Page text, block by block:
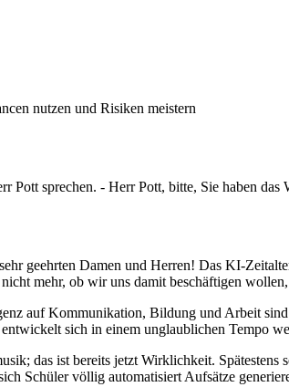
nutzen und Risiken meistern
Pott sprechen. - Herr Pott, bitte, Sie haben das
geehrten Damen und Herren! Das KI-
mehr, ob wir uns damit beschäftigen
auf Kommunikation, Bildung und Arbeit
sich in einem unglaublichen Tempo
das ist bereits jetzt Wirklichkeit.
Schüler völlig automatisiert Aufsätze